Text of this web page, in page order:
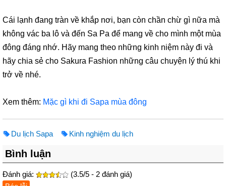
Cái lạnh đang tràn về khắp nơi, bạn còn chần chừ gì nữa mà
không vác ba lô và đến Sa Pa để mang về cho mình một mùa
đông đáng nhớ. Hãy mang theo những kinh niệm này đi và
hãy chia sẻ cho Sakura Fashion những câu chuyện lý thú khi
trở về nhé.
Xem thêm: Mặc gì khi đi Sapa mùa đông
Du lịch Sapa Kinh nghiệm du lịch
Bình luận
Đánh giá:
(3.5/5 - 2 đánh giá)